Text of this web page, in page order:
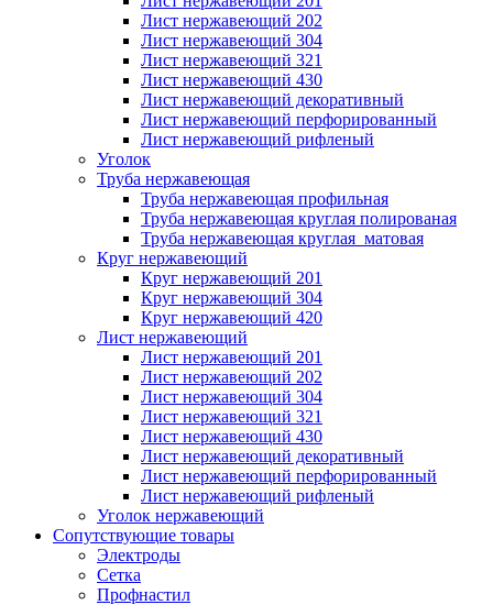
Лист нержавеющий 202
Лист нержавеющий 304
Лист нержавеющий 321
Лист нержавеющий 430
Лист нержавеющий декоративный
Лист нержавеющий перфорированный
Лист нержавеющий рифленый
Уголок
Труба нержавеющая
Труба нержавеющая профильная
Труба нержавеющая круглая полированая
Труба нержавеющая круглая матовая
Круг нержавеющий
Круг нержавеющий 201
Круг нержавеющий 304
Круг нержавеющий 420
Лист нержавеющий
Лист нержавеющий 201
Лист нержавеющий 202
Лист нержавеющий 304
Лист нержавеющий 321
Лист нержавеющий 430
Лист нержавеющий декоративный
Лист нержавеющий перфорированный
Лист нержавеющий рифленый
Уголок нержавеющий
Cопутствующие товары
Электроды
Сетка
Профнастил